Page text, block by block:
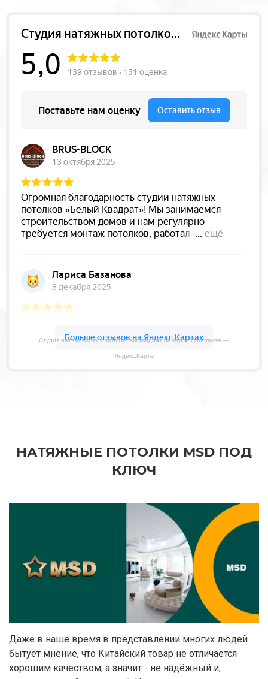
Студия натяжных потолков Белый квадрат на карте Подольска —
Яндекс.Карты
НАТЯЖНЫЕ ПОТОЛКИ MSD ПОД
КЛЮЧ
Даже в наше время в представлении многих людей
бытует мнение, что Китайский товар не отличается
хорошим качеством, а значит - не надёжный и,